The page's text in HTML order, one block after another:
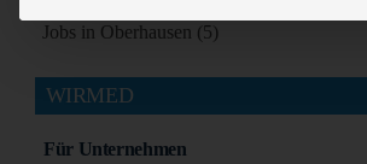
Jobs in Oberhausen (5)
WIRMED
Für Unternehmen